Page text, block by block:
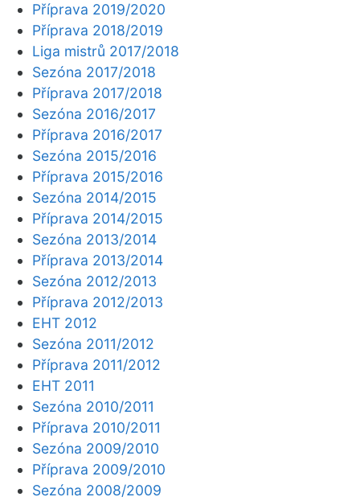
Příprava 2019/2020
Příprava 2018/2019
Liga mistrů 2017/2018
Sezóna 2017/2018
Příprava 2017/2018
Sezóna 2016/2017
Příprava 2016/2017
Sezóna 2015/2016
Příprava 2015/2016
Sezóna 2014/2015
Příprava 2014/2015
Sezóna 2013/2014
Příprava 2013/2014
Sezóna 2012/2013
Příprava 2012/2013
EHT 2012
Sezóna 2011/2012
Příprava 2011/2012
EHT 2011
Sezóna 2010/2011
Příprava 2010/2011
Sezóna 2009/2010
Příprava 2009/2010
Sezóna 2008/2009